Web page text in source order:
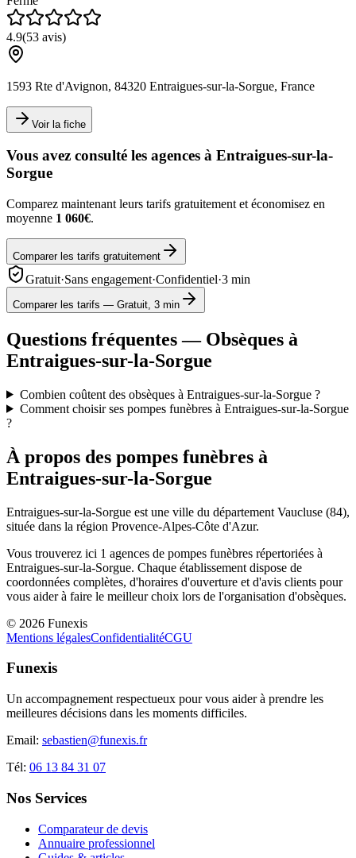
4.9(53 avis)
1593 Rte d'Avignon, 84320 Entraigues-sur-la-Sorgue, France
Voir la fiche
Vous avez consulté les agences à Entraigues-sur-la-
Sorgue
Comparez maintenant leurs tarifs gratuitement et économisez en
moyenne 1 060€.
Comparer les tarifs gratuitement
Gratuit·Sans engagement·Confidentiel·3 min
Comparer les tarifs — Gratuit, 3 min
Questions fréquentes — Obsèques à
Entraigues-sur-la-Sorgue
Combien coûtent des obsèques à Entraigues-sur-la-Sorgue ?
Comment choisir ses pompes funèbres à Entraigues-sur-la-Sorgue
?
À propos des pompes funèbres à
Entraigues-sur-la-Sorgue
Entraigues-sur-la-Sorgue est une ville du département Vaucluse (84),
située dans la région Provence-Alpes-Côte d'Azur.
Vous trouverez ici 1 agences de pompes funèbres répertoriées à
Entraigues-sur-la-Sorgue. Chaque établissement dispose de
coordonnées complètes, d'horaires d'ouverture et d'avis clients pour
vous aider à faire le meilleur choix lors de l'organisation d'obsèques.
© 2026 Funexis
Mentions légalesConfidentialitéCGU
Funexis
Un accompagnement respectueux pour vous aider à prendre les
meilleures décisions dans les moments difficiles.
Email: sebastien@funexis.fr
Tél: 06 13 84 31 07
Nos Services
Comparateur de devis
Annuaire professionnel